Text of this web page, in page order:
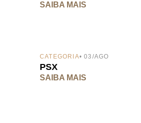
SAIBA MAIS
CATEGORIA• 03/AGO
PSX
SAIBA MAIS